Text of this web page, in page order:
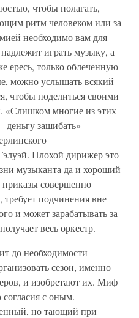
чтобы полагать,
ритм человеком или за
необходимо вам для
играть музыку, а
ересь, только облеченную
можно услышать всякий
чтобы поделиться своими
«Слишком многие из этих
деньгу зашибать» —
Плохой дирижер это
музыканта да и хороший
совершенно
подчинения вне
и может зарабатывать за
весь оркестр.
до необходимости
сезон, именно
и изобретают их. Миф
согласия с оным.
но тающий при